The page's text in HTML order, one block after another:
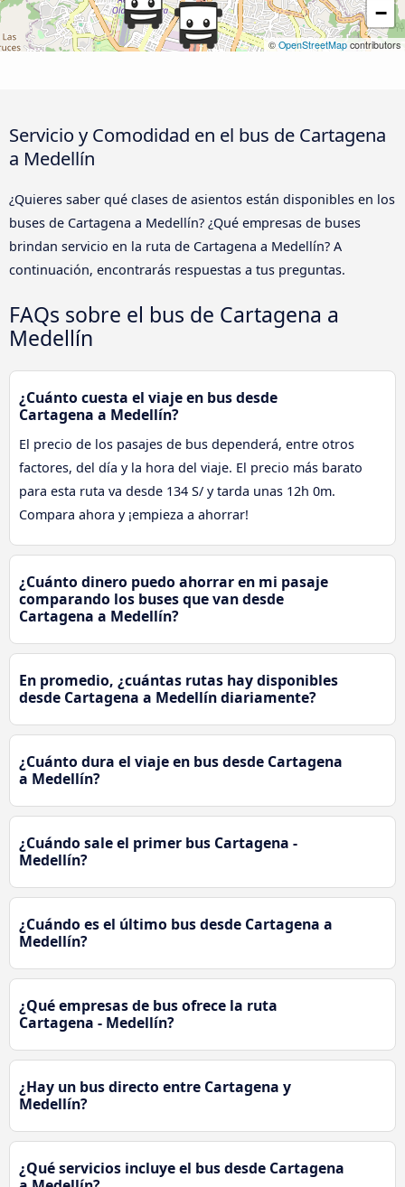
−
© OpenStreetMap contributors
Servicio y Comodidad en el bus de Cartagena
a Medellín
¿Quieres saber qué clases de asientos están disponibles en los
buses de Cartagena a Medellín? ¿Qué empresas de buses
brindan servicio en la ruta de Cartagena a Medellín? A
continuación, encontrarás respuestas a tus preguntas.
FAQs sobre el bus de Cartagena a
Medellín
¿Cuánto cuesta el viaje en bus desde
Cartagena a Medellín?
El precio de los pasajes de bus dependerá, entre otros
factores, del día y la hora del viaje. El precio más barato
para esta ruta va desde 134 S/ y tarda unas 12h 0m.
Compara ahora y ¡empieza a ahorrar!
¿Cuánto dinero puedo ahorrar en mi pasaje
comparando los buses que van desde
Cartagena a Medellín?
En promedio, ¿cuántas rutas hay disponibles
desde Cartagena a Medellín diariamente?
¿Cuánto dura el viaje en bus desde Cartagena
a Medellín?
¿Cuándo sale el primer bus Cartagena -
Medellín?
¿Cuándo es el último bus desde Cartagena a
Medellín?
¿Qué empresas de bus ofrece la ruta
Cartagena - Medellín?
¿Hay un bus directo entre Cartagena y
Medellín?
¿Qué servicios incluye el bus desde Cartagena